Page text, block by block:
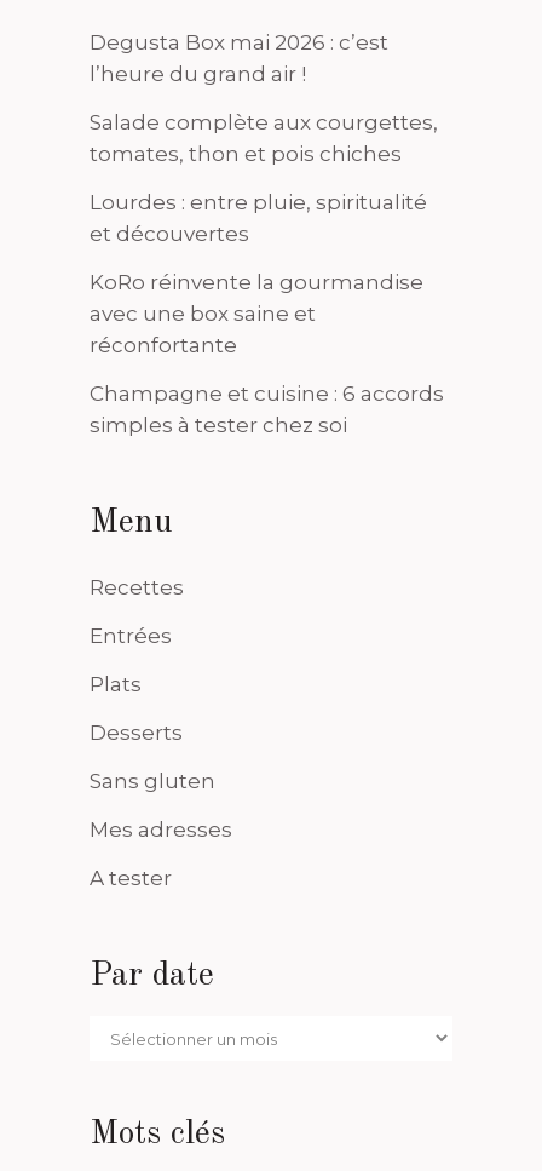
Degusta Box mai 2026 : c’est
l’heure du grand air !
Salade complète aux courgettes,
tomates, thon et pois chiches
Lourdes : entre pluie, spiritualité
et découvertes
KoRo réinvente la gourmandise
avec une box saine et
réconfortante
Champagne et cuisine : 6 accords
simples à tester chez soi
Menu
Recettes
Entrées
Plats
Desserts
Sans gluten
Mes adresses
A tester
Par date
Par
Mots clés